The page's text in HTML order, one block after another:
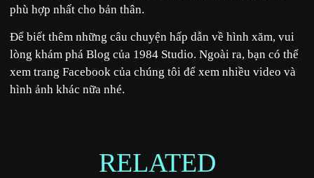
phù hợp nhất cho bản thân.
Để biết thêm những câu chuyện hấp dẫn về hình xăm, vui
lòng khám phá Blog của 1984 Studio. Ngoài ra, bạn có thể
xem trang Facebook của chúng tôi để xem nhiều video và
hình ảnh khác nữa nhé.
RELATED